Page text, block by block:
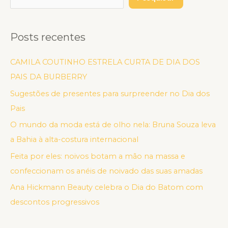
Posts recentes
CAMILA COUTINHO ESTRELA CURTA DE DIA DOS
PAIS DA BURBERRY
Sugestões de presentes para surpreender no Dia dos
Pais
O mundo da moda está de olho nela: Bruna Souza leva
a Bahia à alta-costura internacional
Feita por eles: noivos botam a mão na massa e
confeccionam os anéis de noivado das suas amadas
Ana Hickmann Beauty celebra o Dia do Batom com
descontos progressivos